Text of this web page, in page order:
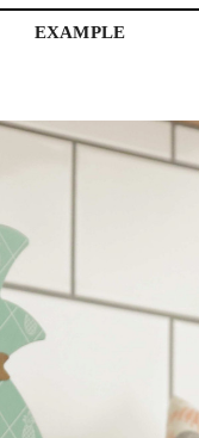
EXAMPLE